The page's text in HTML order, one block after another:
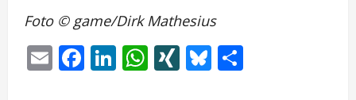
Foto © game/Dirk Mathesius
EmailFacebook
LinkedIn
WhatsApp
XINGBluesky